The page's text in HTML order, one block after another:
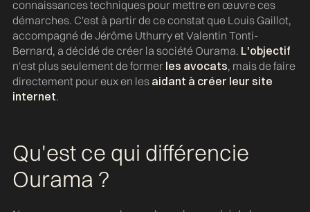
connaissances techniques pour mettre en œuvre ces
démarches. C'est à partir de ce constat que Louis Gaillot,
accompagné de Jérôme Uthurry et Valentin Tonti-
Bernard, a décidé de créer la société Ourama. L'objectif
n'est plus seulement de former les avocats, mais de faire
directement pour eux en les aidant à créer leur site
internet.
Qu'est ce qui différencie
Ourama ?